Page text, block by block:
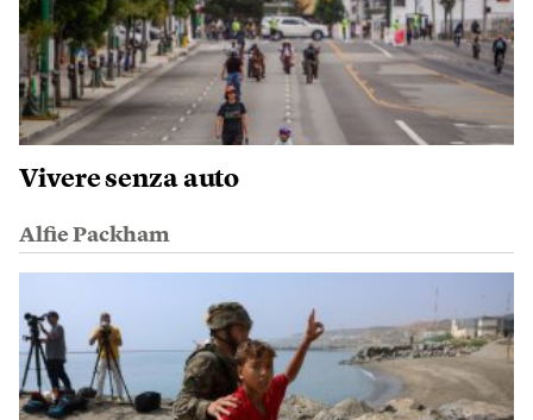
Vivere senza auto
Alfie Packham